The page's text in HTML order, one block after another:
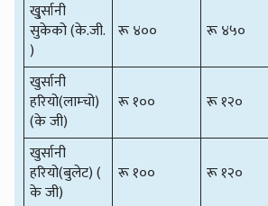
खु्र्सानी
सुकेको (के.जी.
)
रू ४०० रू ४५०
खुर्सानी
हरियो(लाम्चो)
(के जी)
रू १०० रू १२०
खुर्सानी
हरियो(बुलेट) (
के जी)
रू १०० रू १२०